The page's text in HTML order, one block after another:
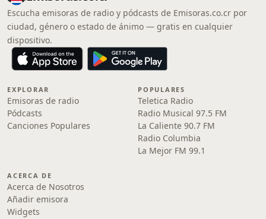
Escucha emisoras de radio y pódcasts de Emisoras.co.cr por
ciudad, género o estado de ánimo — gratis en cualquier
dispositivo.
EXPLORAR
Emisoras de radio
Pódcasts
Canciones Populares
POPULARES
Teletica Radio
Radio Musical 97.5 FM
La Caliente 90.7 FM
Radio Columbia
La Mejor FM 99.1
ACERCA DE
Acerca de Nosotros
Añadir emisora
Widgets